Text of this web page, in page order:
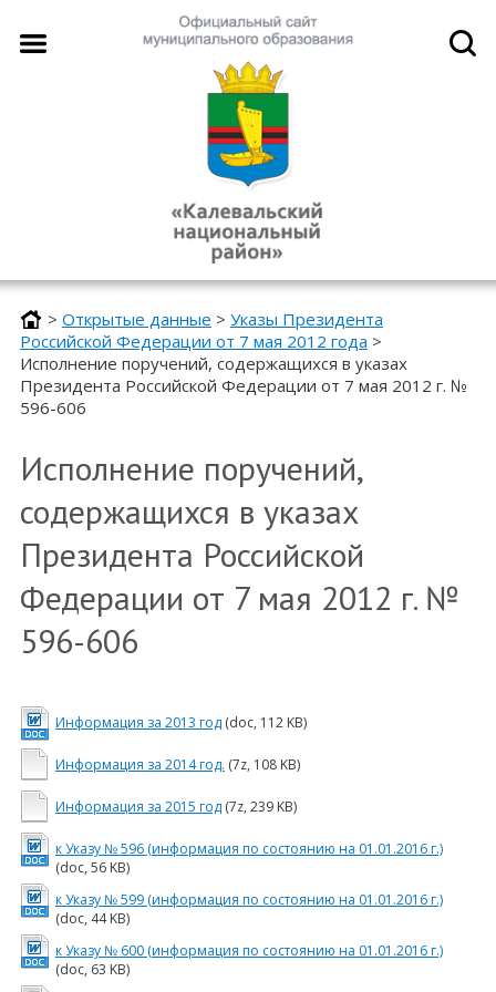
> Открытые данные > Указы Президента
Российской Федерации от 7 мая 2012 года >
Исполнение поручений, содержащихся в указах
Президента Российской Федерации от 7 мая 2012 г. №
596-606
Исполнение поручений,
содержащихся в указах
Президента Российской
Федерации от 7 мая 2012 г. №
596-606
Информация за 2013 год (doc, 112 KB)
Информация за 2014 год. (7z, 108 KB)
Информация за 2015 год (7z, 239 KB)
к Указу № 596 (информация по состоянию на 01.01.2016 г.)
(doc, 56 KB)
к Указу № 599 (информация по состоянию на 01.01.2016 г.)
(doc, 44 KB)
к Указу № 600 (информация по состоянию на 01.01.2016 г.)
(doc, 63 KB)